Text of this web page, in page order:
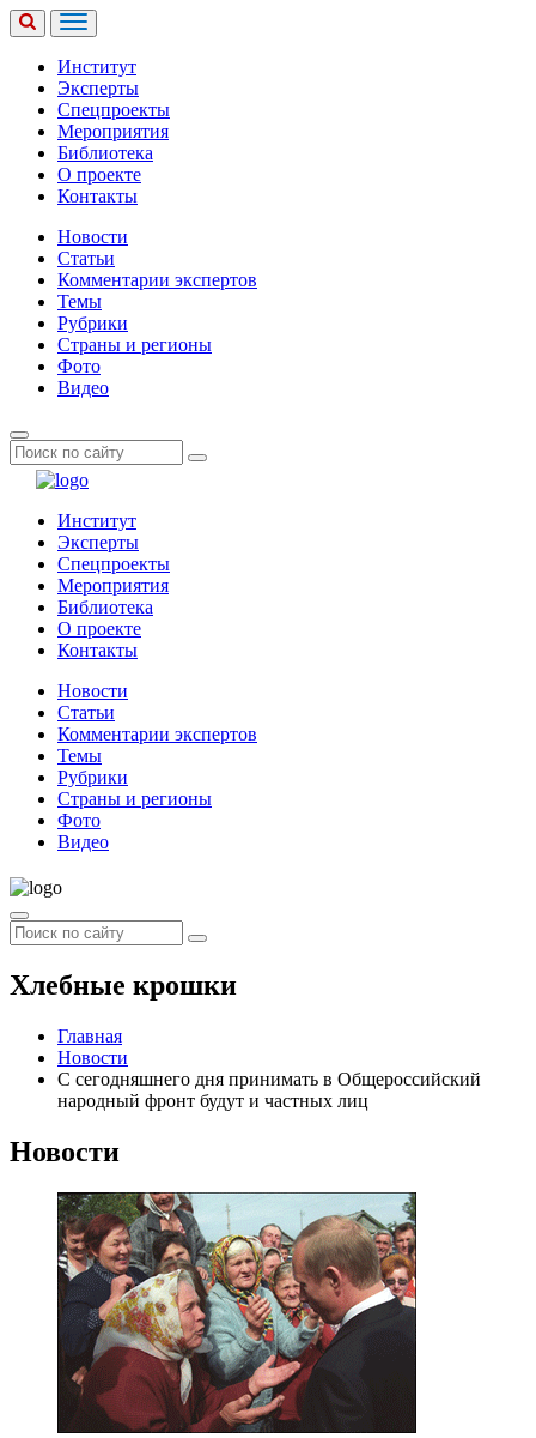
Институт
Эксперты
Спецпроекты
Мероприятия
Библиотека
О проекте
Контакты
Новости
Статьи
Комментарии экспертов
Темы
Рубрики
Страны и регионы
Фото
Видео
Институт
Эксперты
Спецпроекты
Мероприятия
Библиотека
О проекте
Контакты
Новости
Статьи
Комментарии экспертов
Темы
Рубрики
Страны и регионы
Фото
Видео
Хлебные крошки
Главная
Новости
С сегодняшнего дня принимать в Общероссийский
народный фронт будут и частных лиц
Новости